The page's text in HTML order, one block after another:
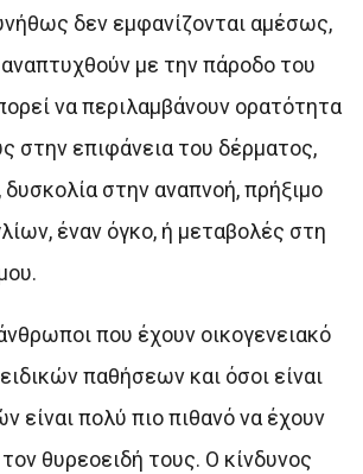
δεν εμφανίζονται αμέσως,
με την πάροδο του
να περιλαμβάνουν ορατότητα
στην επιφάνεια του δέρματος,
στην αναπνοή, πρήξιμο
έναν όγκο, ή μεταβολές στη
που έχουν οικογενειακό
παθήσεων και όσοι είναι
είναι πολύ πιο πιθανό να έχουν
θυρεοειδή τους. Ο κίνδυνος